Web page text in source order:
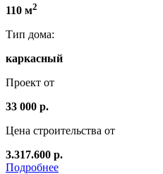
110 м2
Тип дома:
каркасный
Проект от
33 000 р.
Цена строительства от
3.317.600 р.
Подробнее